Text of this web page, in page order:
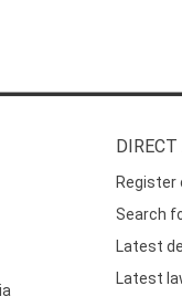
DIRECT
Register
Search
Latest
Latest